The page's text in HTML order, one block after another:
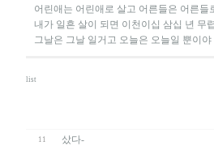
어린애는 어린애로 살고 어른들은 어른들
내가 일흔 살이 되면 이천이십 삼십 년 무
그날은 그날 일거고 오늘은 오늘일 뿐이야
list
11 샀다-